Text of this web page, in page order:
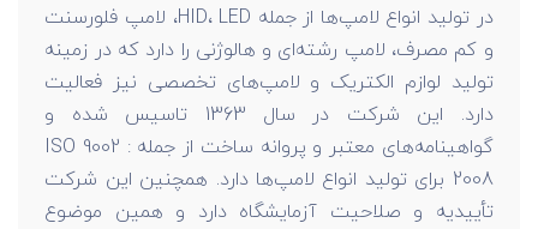
در تولید انواع لامپ‌ها از جمله HID، LED، لامپ فلورسنت
و کم مصرف، لامپ رشته‌ای و هالوژنی را دارد که در زمینه
تولید لوازم الکتریک و لامپ‌های تخصصی نیز فعالیت
دارد. این شرکت در سال 1363 تاسیس شده و
گواهینامه‌های معتبر و پروانه ساخت از جمله ISO 9002 :
2008 برای تولید انواع لامپ‌ها دارد. همچنین این شرکت
تأییدیه و صلاحیت آزمایشگاه دارد و همین موضوع